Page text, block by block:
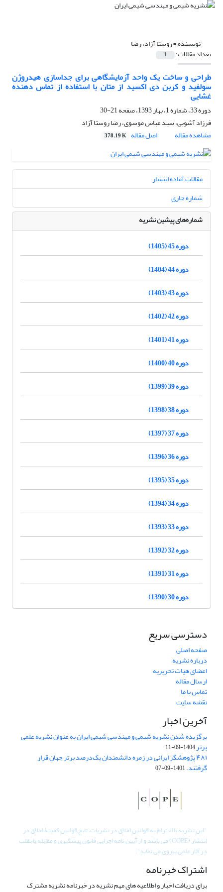
نویسنده =روستا آزاد، رضا
تعداد مقالات: 1
طراحی و ساخت یک واحد آزمایشگاهی برای جداسازی هیدروژن
سولفید و کربن دی اکسید از متان با استفاده از تماس دهنده
غشایی
دوره 33، شماره 1، بهار 1393، صفحه
21-30
فرزاد آشوبی، سید عباس موسوی، رضا روستا آزاد
مشاهده مقاله
اصل مقاله 378.19 K
مقالات آماده انتشار
شماره جاری
شماره‌های پیشین نشریه
دوره 45 (1405)
دوره 44 (1404)
دوره 43 (1403)
دوره 42 (1402)
دوره 41 (1401)
دوره 40 (1400)
دوره 39 (1399)
دوره 38 (1398)
دوره 37 (1397)
دوره 36 (1396)
دوره 35 (1395)
دوره 34 (1394)
دوره 33 (1393)
دوره 32 (1392)
دوره 31 (1391)
دوره 30 (1390)
دسترسی سریع
صفحه اصلی
درباره نشریه
اعضای هیات تحریریه
ارسال مقاله
تماس با ما
نقشه سایت
آخرین اخبار
برگزیده شدن نشریه شیمی و مهندسی شیمی ایران به عنوان نشریه علمی
برتر1404-09-11
۴۸۱ پژوهشگر ایرانی در زمره دانشمندان یک‌درصد برتر جهان قرار
گرفتند.1401-09-07
"این نشریه با احترام به قوانین اخلاق در نشریات، تابع قوانین کمیتۀ اخلاق در
انتشار (COPE) می باشد و از آیین نامه اجرایی قانون پیشگیری و مقابله با تقلب
در آثار علمی پیروی می نماید".
اشتراک خبرنامه
برای دریافت اخبار و اطلاعیه های مهم نشریه در خبرنامه نشریه مشترک